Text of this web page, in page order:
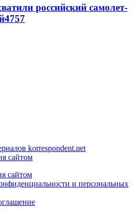
российский самолет-
4757
korrespondent.net
сайтом
сайтом
и персональных